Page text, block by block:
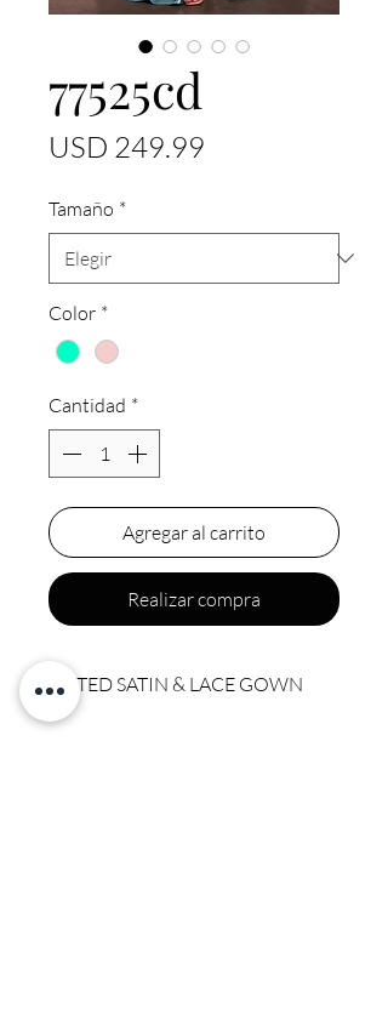
77525cd
USD 249.99
Tamaño *
Color *
Cantidad *
Agregar al carrito
Realizar compra
FITTED SATIN & LACE GOWN